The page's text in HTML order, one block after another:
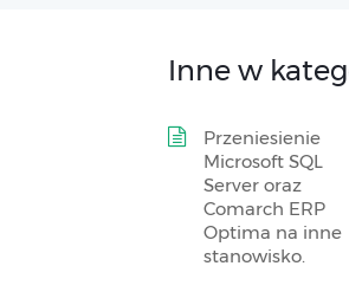
Inne w
Przeniesienie
Microsoft SQL
Server oraz
Comarch ERP
Optima na inne
stanowisko.